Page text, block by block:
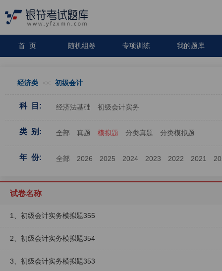
首 页 随机组卷 专项训练 我的题库
经济类 << 初级会计
科 目: 经济法基础 初级会计实务
类 别: 全部 真题 模拟题 分类真题 分类模拟题
年 份: 全部 2026 2025 2024 2023 2022 2021
试卷名称
1、初级会计实务模拟题355
2、初级会计实务模拟题354
3、初级会计实务模拟题353